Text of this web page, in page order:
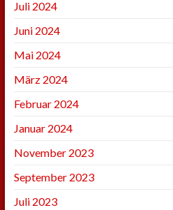
Juli 2024
Juni 2024
Mai 2024
März 2024
Februar 2024
Januar 2024
November 2023
September 2023
Juli 2023